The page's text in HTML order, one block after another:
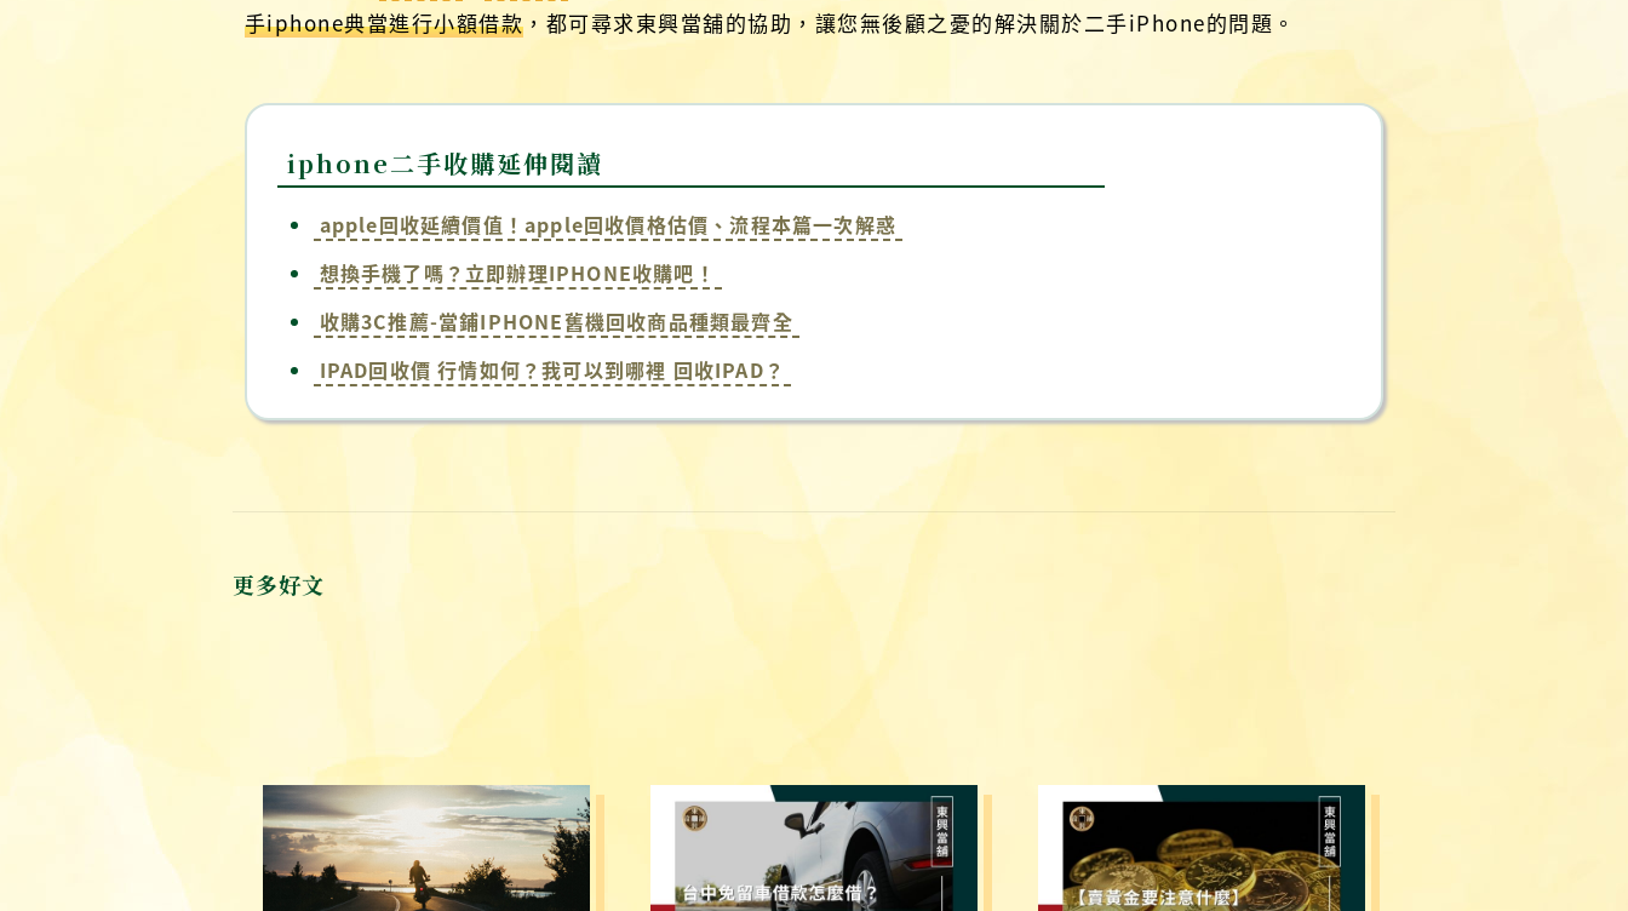
手iphone典當進行小額借款 ，都可尋求東興當舖的協助，讓您無後顧之憂的解決關於二手iPhone的問題。
iphone二手收購延伸閱讀
apple回收延續價值！apple回收價格估價、流程本篇一次解惑
想換手機了嗎？立即辦理IPHONE收購吧！
收購3C推薦-當鋪IPHONE舊機回收商品種類最齊全
IPAD回收價 行情如何？我可以到哪裡 回收IPAD？
更多好文